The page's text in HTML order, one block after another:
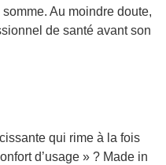
Au moindre doute,
de santé avant son
qui rime à la fois
d’usage » ? Made in